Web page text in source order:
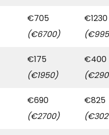
€705
(€6700)
€1230
€175
(€1950)
€400
€690
(€2700)
€825